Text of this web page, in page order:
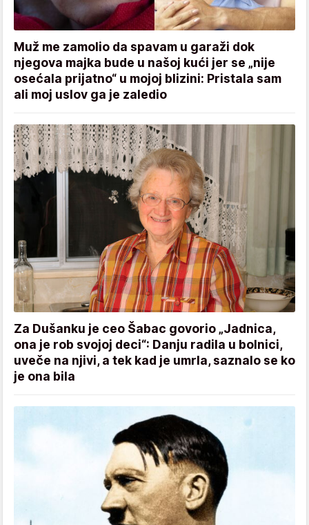
Muž me zamolio da spavam u garaži dok
njegova majka bude u našoj kući jer se „nije
osećala prijatno“ u mojoj blizini: Pristala sam
ali moj uslov ga je zaledio
Za Dušanku je ceo Šabac govorio „Jadnica,
ona je rob svojoj deci“: Danju radila u bolnici,
uveče na njivi, a tek kad je umrla, saznalo se ko
je ona bila